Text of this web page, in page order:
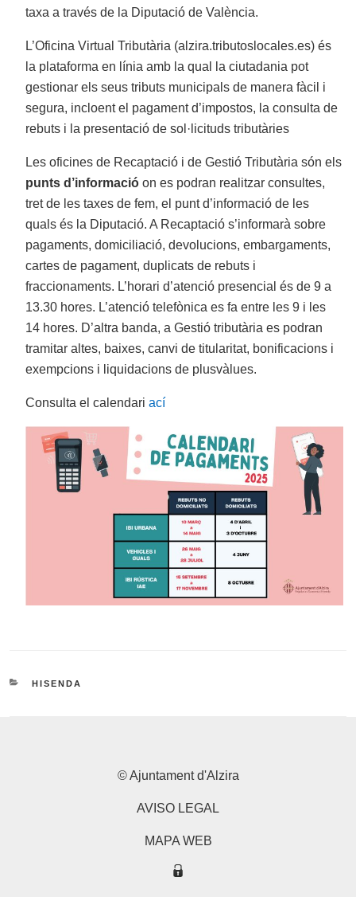
taxa a través de la Diputació de València.
L’Oficina Virtual Tributària (alzira.tributoslocales.es) és
la plataforma en línia amb la qual la ciutadania pot
gestionar els seus tributs municipals de manera fàcil i
segura, incloent el pagament d’impostos, la consulta de
rebuts i la presentació de sol·licituds tributàries
Les oficines de Recaptació i de Gestió Tributària són els
punts d’informació on es podran realitzar consultes,
tret de les taxes de fem, el punt d’informació de les
quals és la Diputació. A Recaptació s’informarà sobre
pagaments, domiciliació, devolucions, embargaments,
cartes de pagament, duplicats de rebuts i
fraccionaments. L’horari d’atenció presencial és de 9 a
13.30 hores. L’atenció telefònica es fa entre les 9 i les
14 hores. D’altra banda, a Gestió tributària es podran
tramitar altes, baixes, canvi de titularitat, bonificacions i
exempcions i liquidacions de plusvàlues.
Consulta el calendariací
CATEGORIES
HISENDA
© Ajuntament d'Alzira
AVISO LEGAL
MAPA WEB